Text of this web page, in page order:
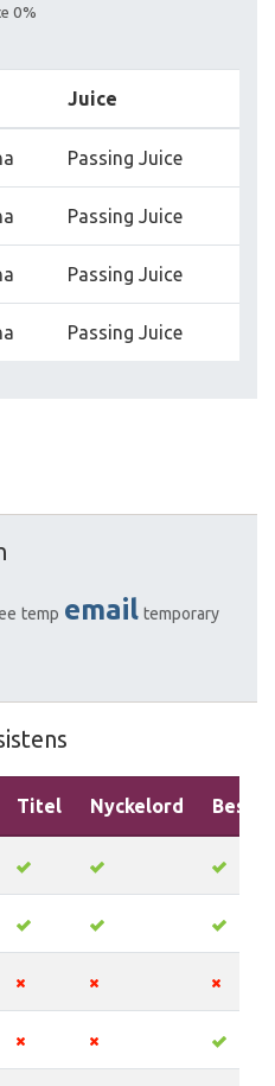
0%
Juice
Passing Juice
Passing Juice
Passing Juice
Passing Juice
temp email temporary
Titel Nyckelord